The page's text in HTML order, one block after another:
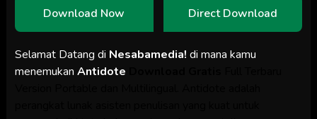
Download Now Direct Download
Selamat Datang di Nesabamedia! di mana kamu
menemukan Antidote